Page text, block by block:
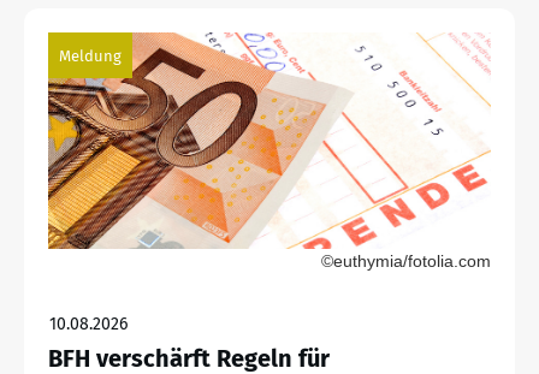
Meldung
©euthymia/fotolia.com
10.08.2026
BFH verschärft Regeln für